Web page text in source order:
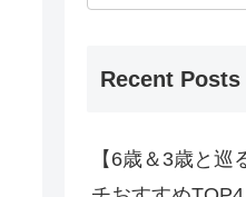
Recent Posts
【6歳＆3歳と